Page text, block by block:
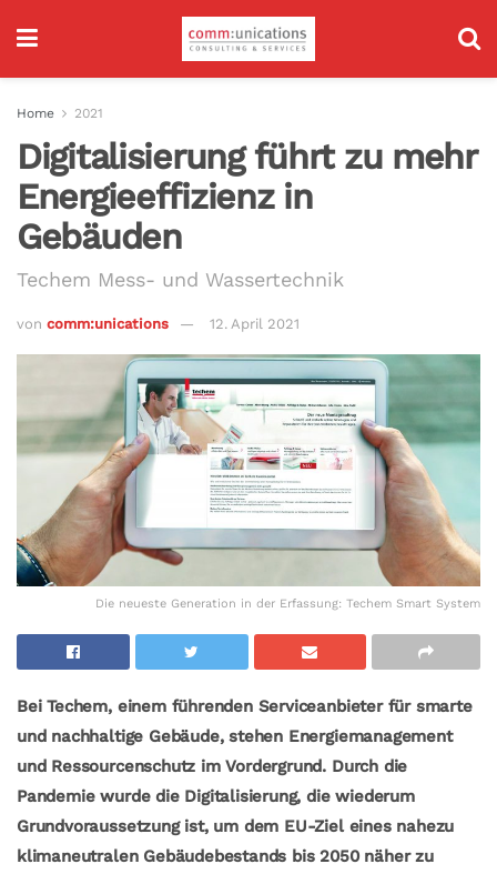
Home 2021
Digitalisierung führt zu mehr
Energieeffizienz in
Gebäuden
Techem Mess- und Wassertechnik
von comm:unications 12. April 2021
Die neueste Generation in der Erfassung: Techem Smart System
Bei Techem, einem führenden Serviceanbieter für smarte
und nachhaltige Gebäude, stehen Energiemanagement
und Ressourcenschutz im Vordergrund. Durch die
Pandemie wurde die Digitalisierung, die wiederum
Grundvoraussetzung ist, um dem EU-Ziel eines nahezu
klimaneutralen Gebäudebestands bis 2050 näher zu